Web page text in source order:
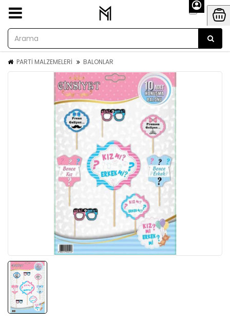
PARTİ MALZEMELERİ BALONLAR